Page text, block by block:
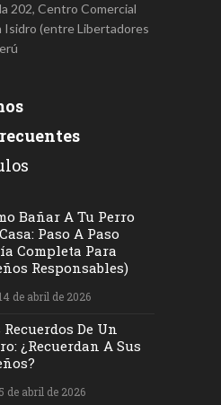
202, Centro Comercial
Isidro (entre Libertadores
Bañar A Tu Perro
Paso A Paso
Completa Para
Responsables)
de abril de 2026
Recuerdos De Un
¿recuerdan A Sus
5 de abril de 2026